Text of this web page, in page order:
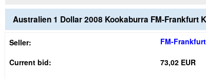
Australien 1 Dollar 2008 Kookaburra FM-Frankfurt
Seller: FM-Frankfurt
Current bid:
73,02 EUR